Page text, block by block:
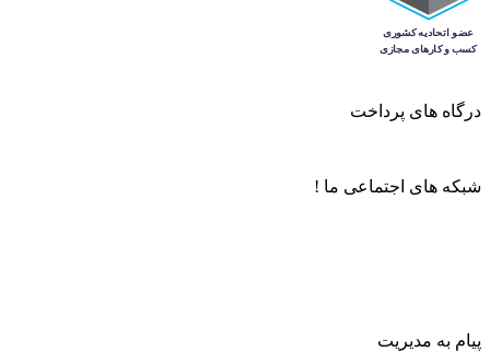
درگاه های پرداخت
شبکه های اجتماعی ما !
پیام به مدیریت